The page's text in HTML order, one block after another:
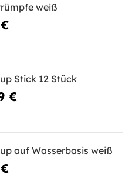
weiß
Stick 12 Stück
€
auf Wasserbasis weiß